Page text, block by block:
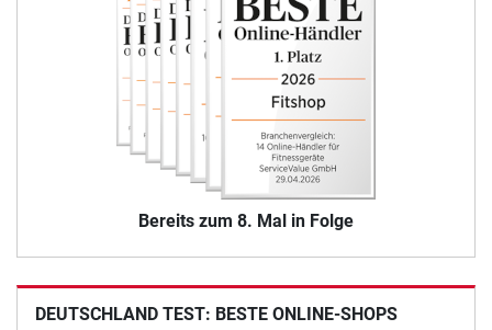
Bereits zum 8. Mal in Folge
DEUTSCHLAND TEST: BESTE ONLINE-SHOPS